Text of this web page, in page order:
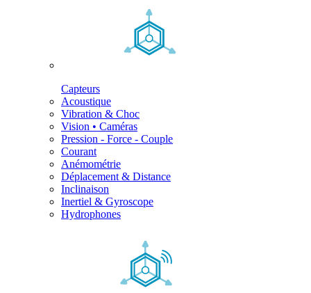
Capteurs
Acoustique
Vibration & Choc
Vision • Caméras
Pression - Force - Couple
Courant
Anémométrie
Déplacement & Distance
Inclinaison
Inertiel & Gyroscope
Hydrophones